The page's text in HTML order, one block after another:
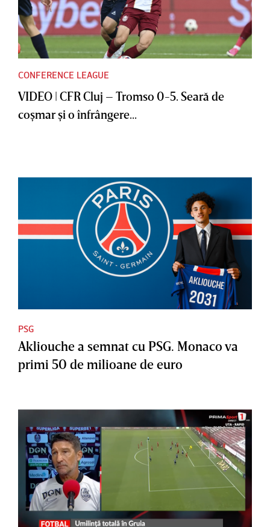
CONFERENCE LEAGUE
VIDEO | CFR Cluj – Tromso 0-5. Seară de
coşmar şi o înfrângere...
PSG
Akliouche a semnat cu PSG. Monaco va
primi 50 de milioane de euro